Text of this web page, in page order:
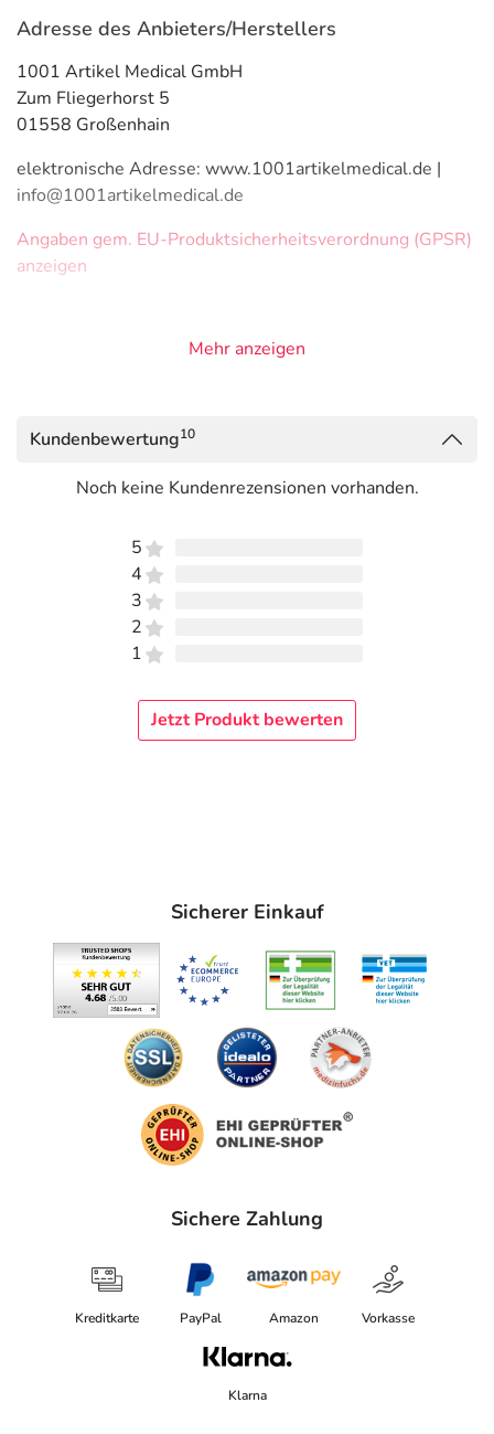
Adresse des Anbieters/Herstellers
1001 Artikel Medical GmbH
Zum Fliegerhorst 5
01558 Großenhain
elektronische Adresse: www.1001artikelmedical.de |
info@1001artikelmedical.de
Angaben gem. EU-Produktsicherheitsverordnung (GPSR)
anzeigen
Mehr anzeigen
Kundenbewertung10
Noch keine Kundenrezensionen vorhanden.
5
4
3
2
1
Jetzt Produkt bewerten
Sicherer Einkauf
Sichere Zahlung
Kreditkarte PayPal Amazon Vorkasse
Klarna